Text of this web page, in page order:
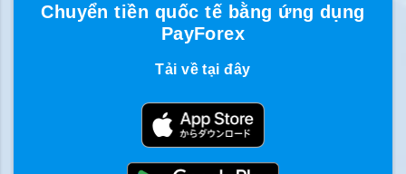
Chuyển tiền quốc tế bằng ứng dụng
PayForex
Tải về tại đây